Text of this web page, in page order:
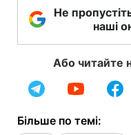
Не
наші
Або читайте
Більше по темі: